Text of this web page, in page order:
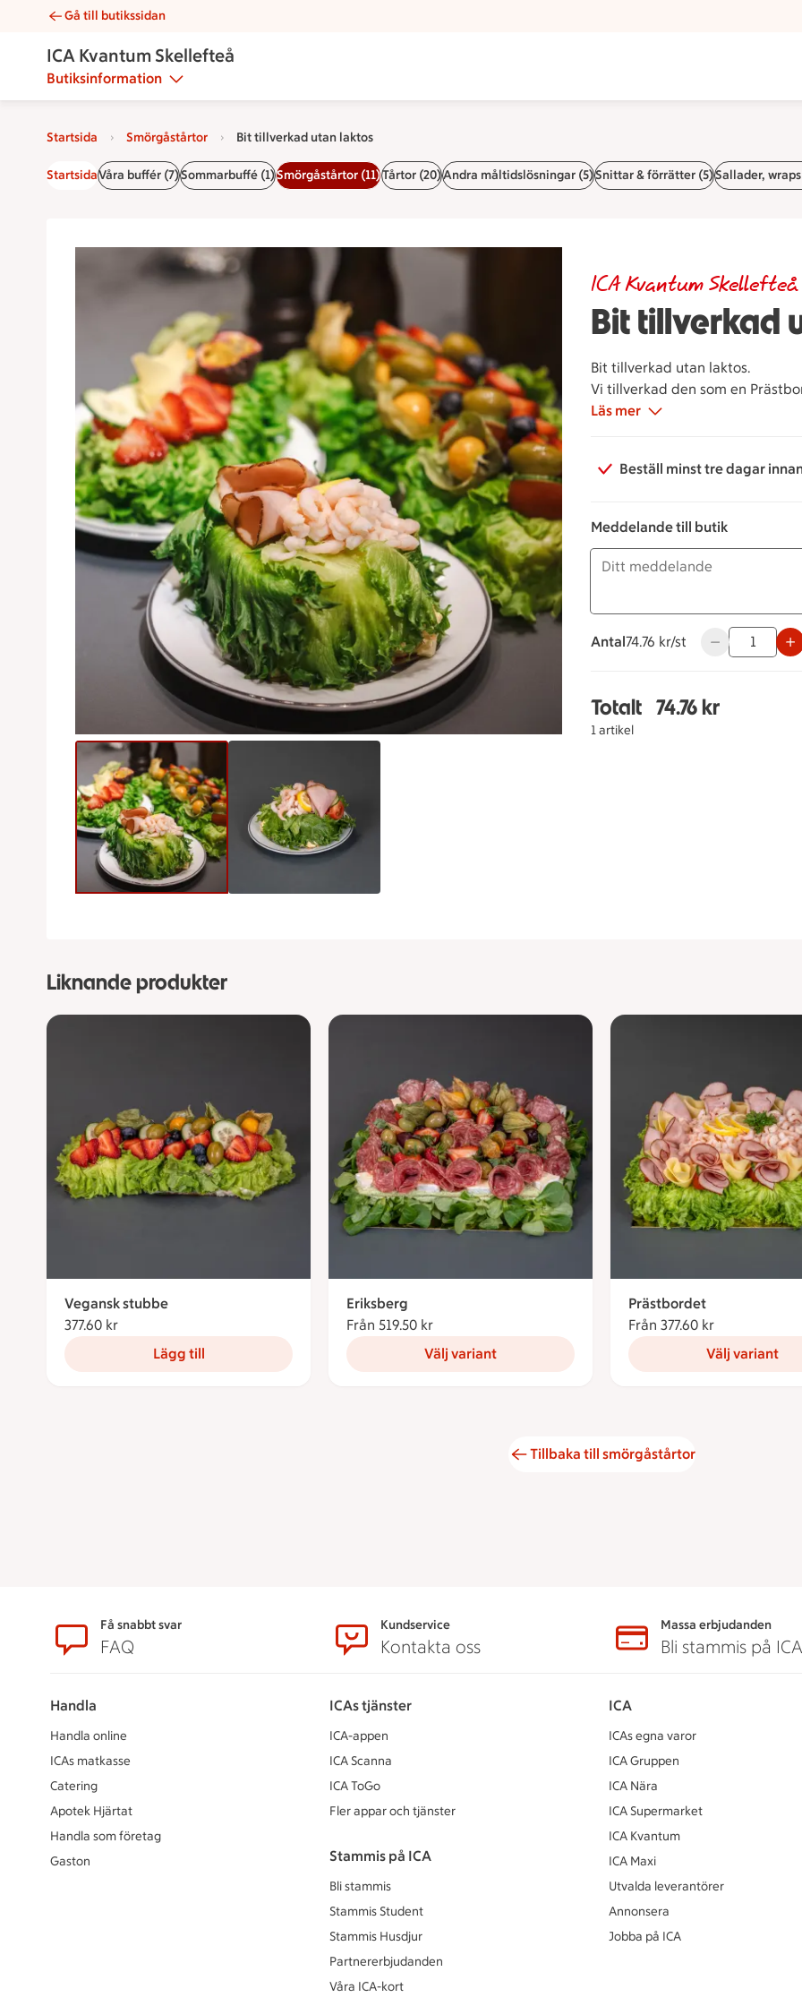
Bit tillverkad utan laktos | Catering ICA Kvantum Skellefteå
Gå till butikssidan
ICA Kvantum Skellefteå
Butiksinformation
Startsida Smörgåstårtor Bit tillverkad utan laktos
StartsidaVåra buffér (7)Sommarbuffé (1)Smörgåstårtor (11)Tårtor (20)Andra måltidslösningar (5)Snittar & förrätter (5)Sallader,
Bit tillverkad
ICA Kvantum Skellefteå
Bit tillverkad utan laktos.
Vi tillverkad den som en
toppad med skinka, ost och räkor.
Läs mer
Beställ minst tre dagar
Meddelande till butik
Antal
74.76 kronor styck
74.76 kr/st Använd
Totalt
1 artikel
Totalt 1 stycken Bit
74.76 kr
Liknande produkter
Vegansk stubbe
377.60 kr
Lägg till
Eriksberg
Från 519.50 kr
Välj variant
Prästbordet
Från 377.60 kr
Välj variant
Tillbaka till smörgåstårtor
SidfotFå snabbt svar
FAQ
Kundservice
Kontakta oss
Massa erbjudanden
Bli stammis på ICA
Handla
Handla online
ICAs matkasse
Catering
Apotek Hjärtat
Handla som företag
Gaston
ICAs tjänster
ICA-appen
ICA Scanna
ICA ToGo
Fler appar och tjänster
Stammis på ICA
Bli stammis
Stammis Student
Stammis Husdjur
Partnererbjudanden
Våra ICA-kort
ICA
ICAs egna varor
ICA Gruppen
ICA Nära
ICA Supermarket
ICA Kvantum
ICA Maxi
Utvalda leverantörer
Annonsera
Jobba på ICA